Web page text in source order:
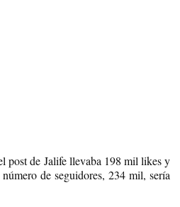
post de Jalife llevaba 198 mil likes y
de seguidores, 234 mil, sería